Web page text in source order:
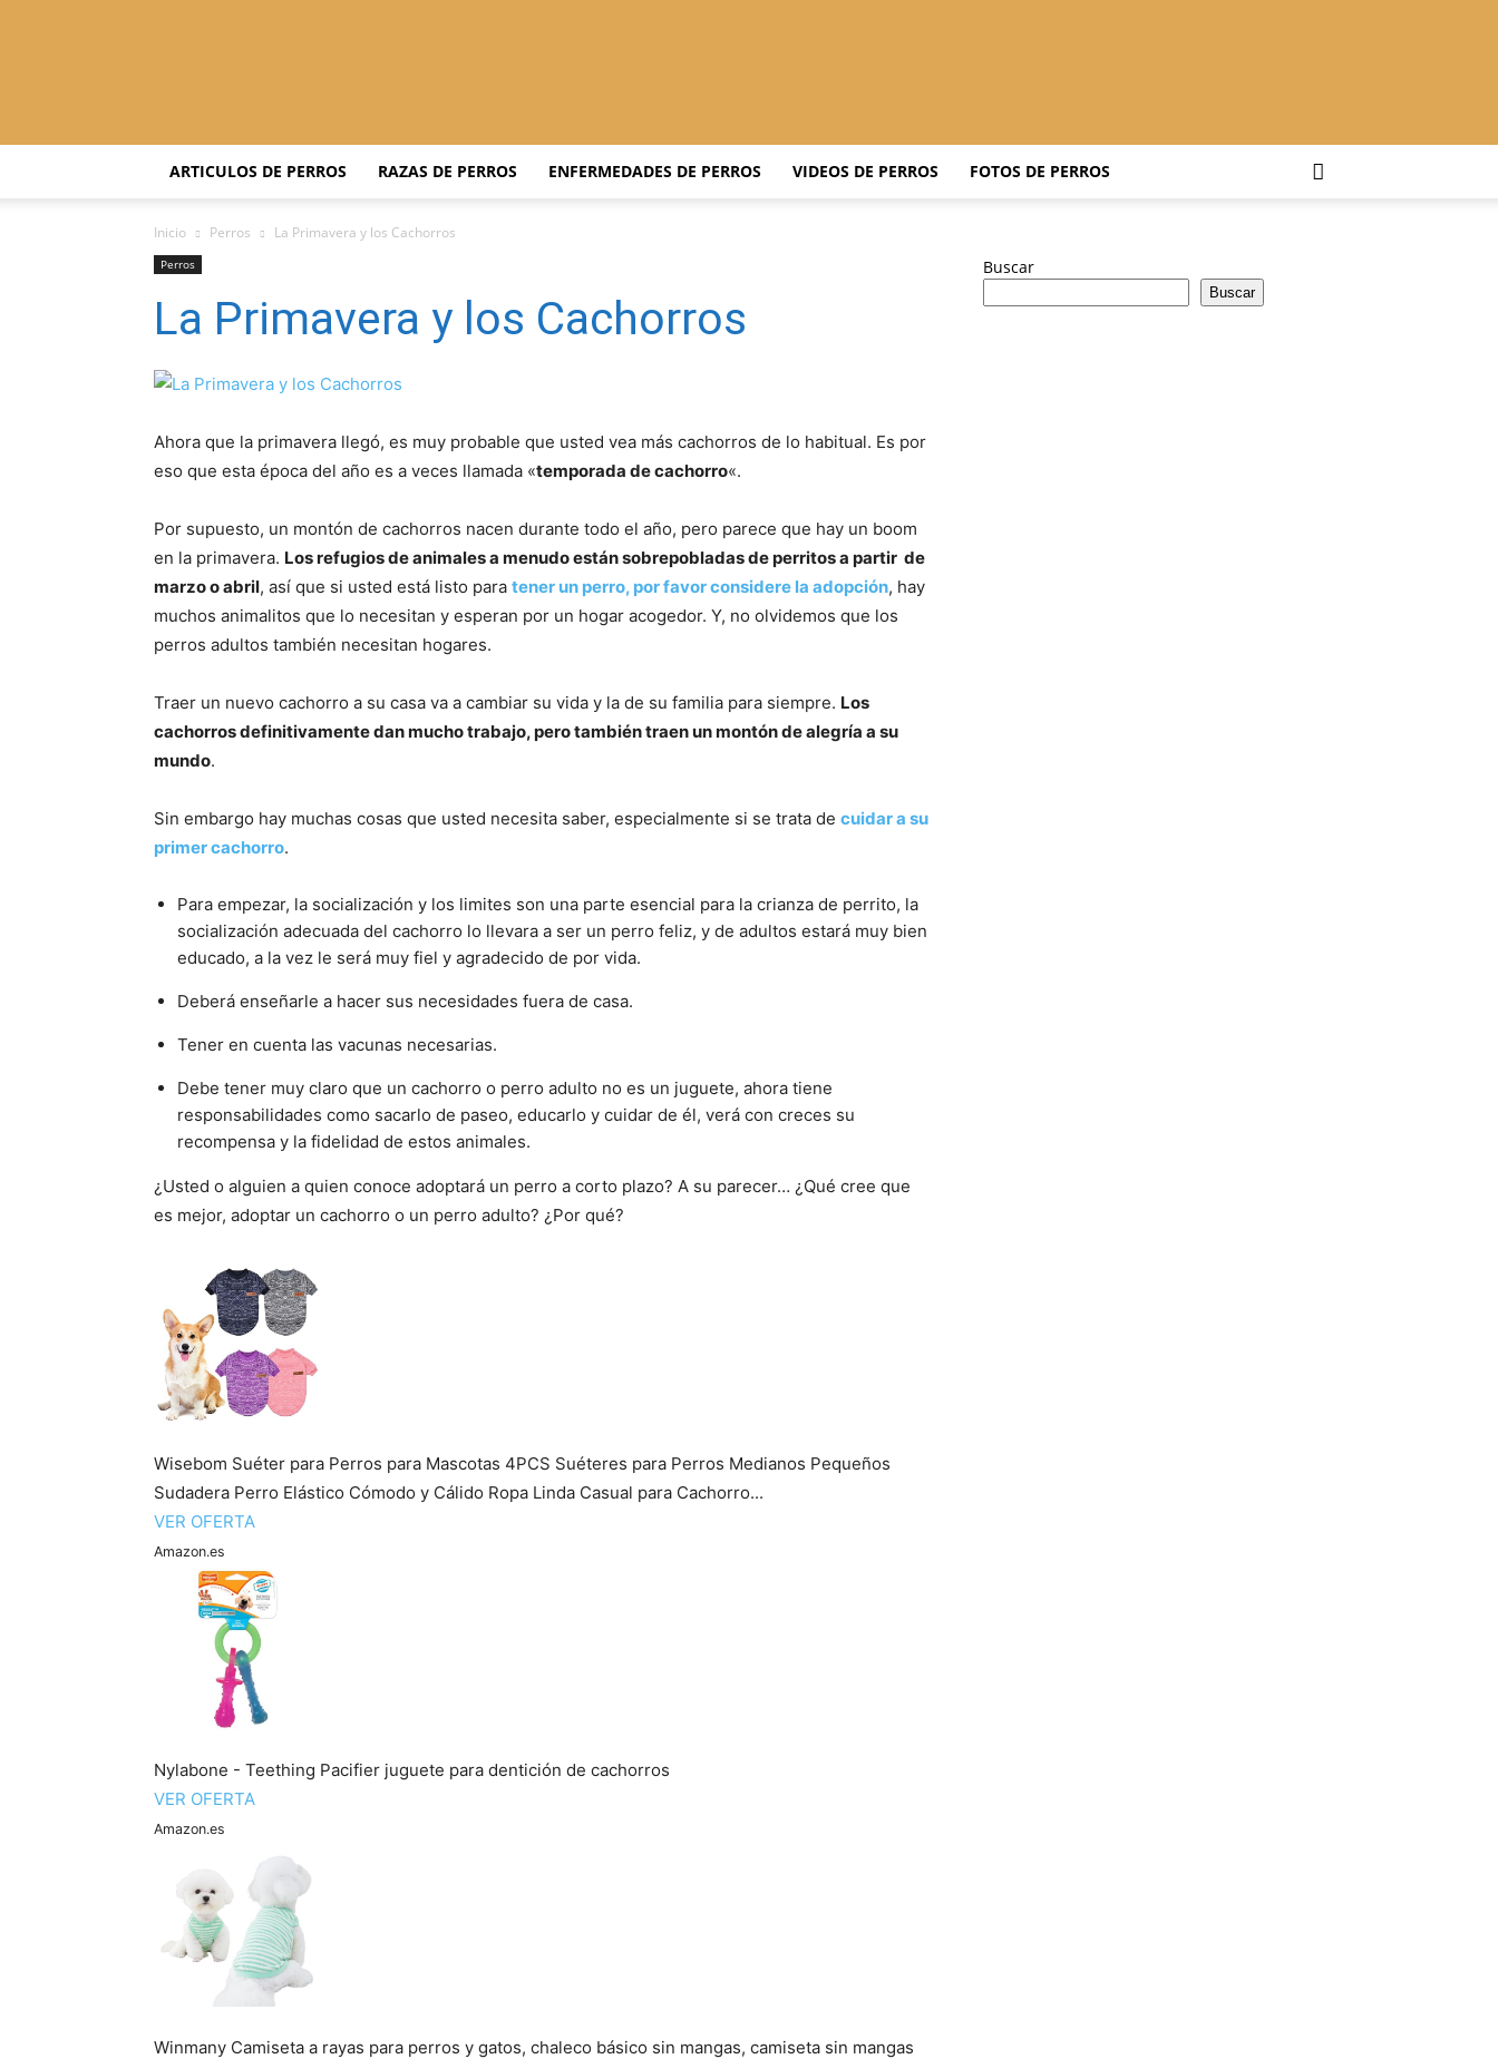
Adiestrar
–
Razas
de
ARTICULOS DE PERROS RAZAS DE PERROS ENFERMEDADES DE PERROS VIDEOS DE PERROS FOTOS DE PERROS
Inicio Perros La Primavera y los Cachorros
Perros
La Primavera y los Cachorros
Ahora que la primavera llegó, es muy probable que usted vea más cachorros de lo habitual. Es por
eso que esta época del año es a veces llamada «temporada de cachorro«.
Por supuesto, un montón de cachorros nacen durante todo el año, pero parece que hay un boom
en la primavera. Los refugios de animales a menudo están sobrepobladas de perritos a partir de
marzo o abril, así que si usted está listo para tener un perro, por favor considere la adopción, hay
muchos animalitos que lo necesitan y esperan por un hogar acogedor. Y, no olvidemos que los
perros adultos también necesitan hogares.
Traer un nuevo cachorro a su casa va a cambiar su vida y la de su familia para siempre. Los
cachorros definitivamente dan mucho trabajo, pero también traen un montón de alegría a su
mundo.
Sin embargo hay muchas cosas que usted necesita saber, especialmente si se trata de cuidar a su
primer cachorro.
Para empezar, la socialización y los limites son una parte esencial para la crianza de perrito, la
socialización adecuada del cachorro lo llevara a ser un perro feliz, y de adultos estará muy bien
educado, a la vez le será muy fiel y agradecido de por vida.
Deberá enseñarle a hacer sus necesidades fuera de casa.
Tener en cuenta las vacunas necesarias.
Debe tener muy claro que un cachorro o perro adulto no es un juguete, ahora tiene
responsabilidades como sacarlo de paseo, educarlo y cuidar de él, verá con creces su
recompensa y la fidelidad de estos animales.
¿Usted o alguien a quien conoce adoptará un perro a corto plazo? A su parecer… ¿Qué cree que
es mejor, adoptar un cachorro o un perro adulto? ¿Por qué?
Wisebom Suéter para Perros para Mascotas 4PCS Suéteres para Perros Medianos Pequeños
Sudadera Perro Elástico Cómodo y Cálido Ropa Linda Casual para Cachorro...
VER OFERTA
Amazon.es
Nylabone - Teething Pacifier juguete para dentición de cachorros
VER OFERTA
Amazon.es
Winmany Camiseta a rayas para perros y gatos, chaleco básico sin mangas, camiseta sin mangas
Buscar
Buscar